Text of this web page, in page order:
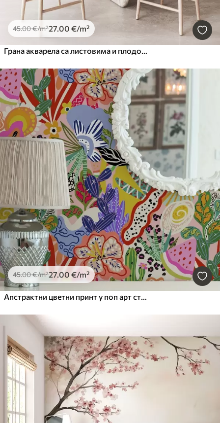
45.00€/m²27.00 €/m²
Грана акварела са листовима и плодовима лимуна
45.00€/m²27.00 €/m²
Апстрактни цветни принт у поп арт стилу